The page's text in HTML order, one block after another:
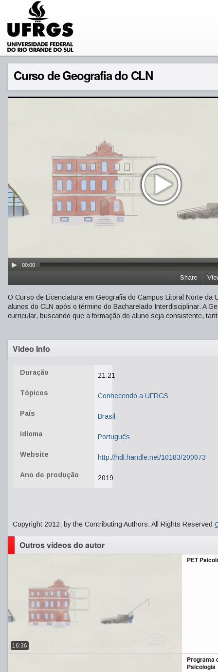
Curso de Geografia do CLN
00:00
Share
O Curso de Licenciatura em Geografia do Campus Litoral Norte
alunos do CLN após o término do Bacharelado Interdisciplinar. A
curricular, buscando que a formação do aluno seja consistente,
Video Info
Duração 21:21
Tópicos Conhecendo a UFRGS
País Brasil
Idioma Português
Website http://hdl.handle.net/10183/200073
Ano de produção 2019
Copyright 2012, by the Contributing Authors. All Rights Reserved
Outros vídeos do autor
PET
16:36
Programa
Psicologia